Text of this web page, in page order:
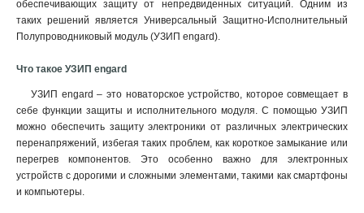
обеспечивающих защиту от непредвиденных ситуаций. Одним из
таких решений является Универсальный Защитно-Исполнительный
Полупроводниковый модуль (УЗИП engard).
Что такое УЗИП engard
УЗИП engard – это новаторское устройство, которое совмещает в
себе функции защиты и исполнительного модуля. С помощью УЗИП
можно обеспечить защиту электроники от различных электрических
перенапряжений, избегая таких проблем, как короткое замыкание или
перегрев компонентов. Это особенно важно для электронных
устройств с дорогими и сложными элементами, такими как смартфоны
и компьютеры.